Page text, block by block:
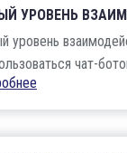
УРОВЕНЬ
уровень
чат-